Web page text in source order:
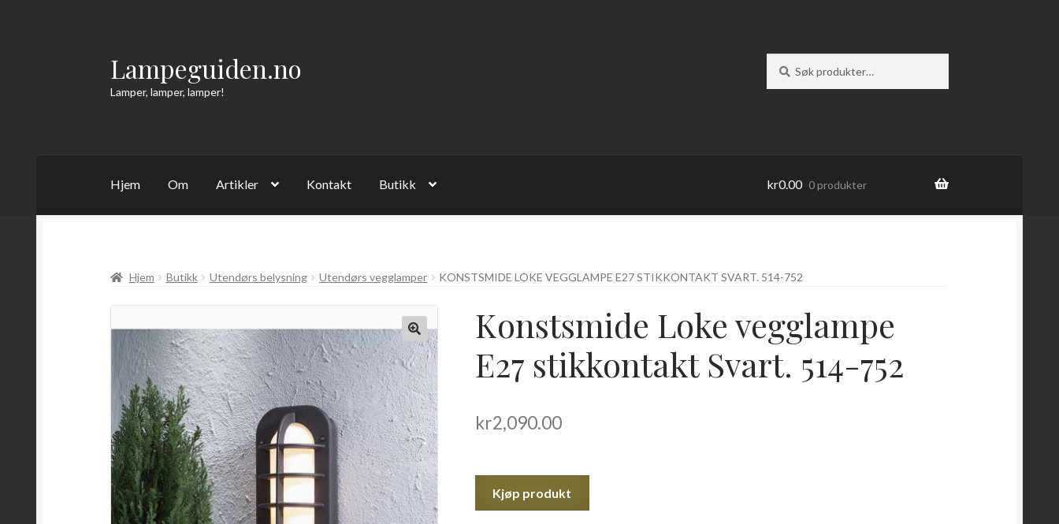
Hopp
til
navigasjon
Hopp
til
innhold
Lampeguiden.no
Lamper, lamper, lamper!
etter:
Hjem Om Artikler Kontakt Butikk kr0.00 0 produkter
Hjem Butikk Utendørs belysning Utendørs vegglamper KONSTSMIDE LOKE VEGGLAMPE E27 STIKKONTAKT SVART. 514-752
Konstsmide Loke vegglampe
E27 stikkontakt Svart. 514-752
kr2,090.00
Kjøp produkt